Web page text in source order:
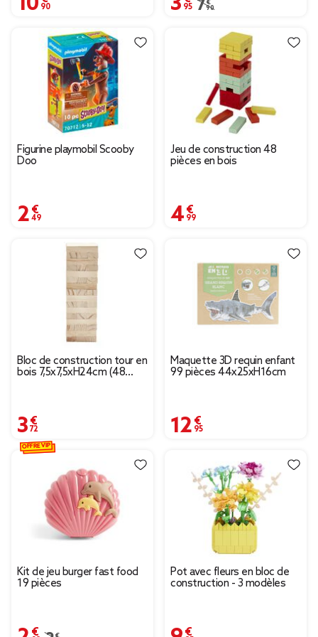
Prix remisé de 7,90 € à
7,90 €
Figurine playmobil Scooby
Doo
2,49 €
Jeu de construction 48
pièces en bois
4,99 €
Bloc de construction tour en
bois 7,5x7,5xH24cm (48
3,72 €
Maquette 3D requin enfant
99 pièces 44x25xH16cm
12,95 €
Kit de jeu burger fast food
19 pièces
2,09 €
OFFRE VIP
Pot avec fleurs en bloc de
construction - 3 modèles
9,95 €